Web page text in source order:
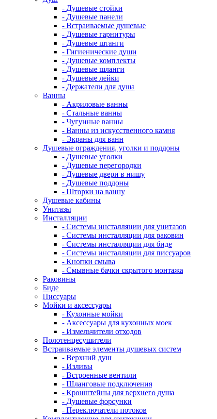
- Душевые стойки
- Душевые панели
- Встраиваемые душевые
- Душевые гарнитуры
- Душевые штанги
- Гигиенические души
- Душевые комплекты
- Душевые шланги
- Душевые лейки
- Держатели для душа
Ванны
- Акриловые ванны
- Стальные ванны
- Чугунные ванны
- Ванны из искусственного камня
- Экраны для ванн
Душевые ограждения, уголки и поддоны
- Душевые уголки
- Душевые перегородки
- Душевые двери в нишу
- Душевые поддоны
- Шторки на ванну
Душевые кабины
Унитазы
Инсталляции
- Системы инсталляции для унитазов
- Системы инсталляции для раковин
- Системы инсталляции для биде
- Системы инсталляции для писсуаров
- Кнопки смыва
- Смывные бачки скрытого монтажа
Раковины
Биде
Писсуары
Мойки и аксессуары
- Кухонные мойки
- Аксессуары для кухонных моек
- Измельчители отходов
Полотенцесушители
Встраиваемые элементы душевых систем
- Верхний душ
- Изливы
- Встроенные вентили
- Шланговые подключения
- Кронштейны для верхнего душа
- Душевые форсунки
- Переключатели потоков